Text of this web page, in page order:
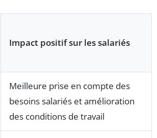
Impact positif sur les salariés
Meilleure prise en compte des
besoins salariés et amélioration
des conditions de travail